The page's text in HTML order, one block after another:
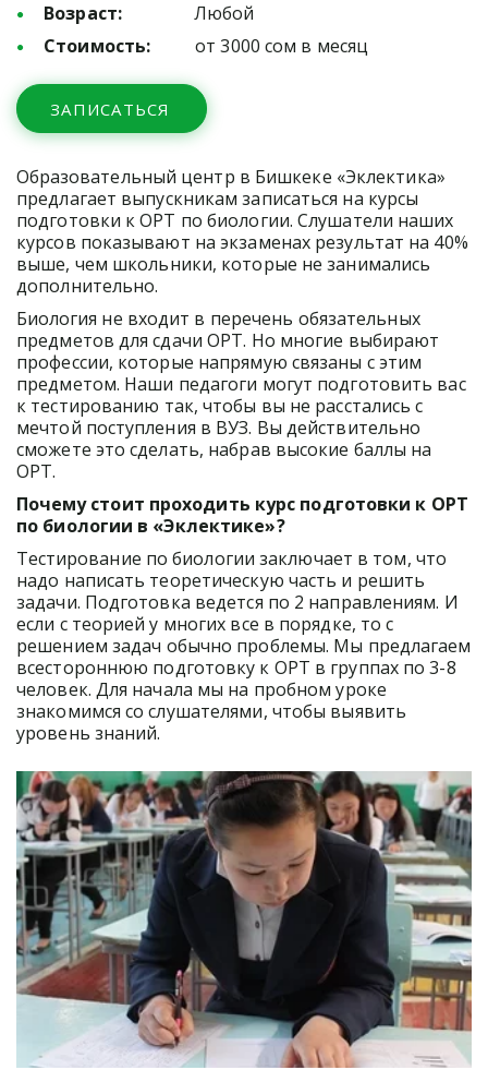
Возраст:
                Любой
Стоимость:
          от 3000 сом в месяц
ЗАПИСАТЬСЯ
Образовательный центр в Бишкеке «Эклектика»
предлагает выпускникам записаться на курсы
подготовки к ОРТ по биологии. Слушатели наших
курсов показывают на экзаменах результат на 40%
выше, чем школьники, которые не занимались
дополнительно.
Биология не входит в перечень обязательных
предметов для сдачи ОРТ. Но многие выбирают
профессии, которые напрямую связаны с этим
предметом. Наши педагоги могут подготовить вас
к тестированию так, чтобы вы не расстались с
мечтой поступления в ВУЗ. Вы действительно
сможете это сделать, набрав высокие баллы на
ОРТ.
Почему стоит проходить курс подготовки к ОРТ
по биологии в «Эклектике»?
Тестирование по биологии заключает в том, что
надо написать теоретическую часть и решить
задачи. Подготовка ведется по 2 направлениям. И
если с теорией у многих все в порядке, то с
решением задач обычно проблемы. Мы предлагаем
всестороннюю подготовку к ОРТ в группах по 3-8
человек. Для начала мы на пробном уроке
знакомимся со слушателями, чтобы выявить
уровень знаний.